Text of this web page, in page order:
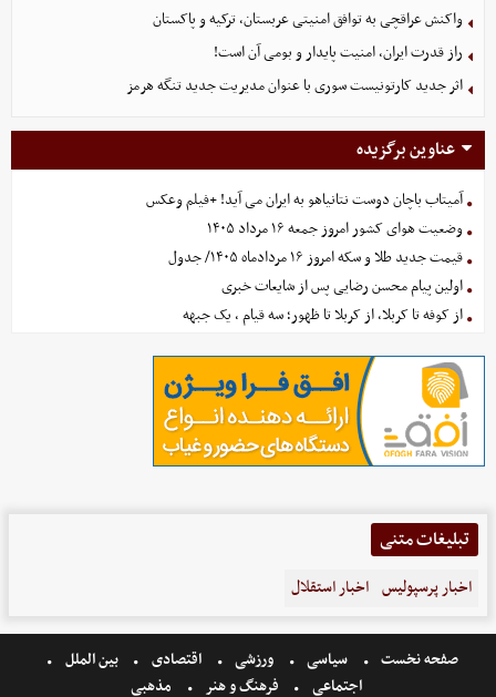
واکنش عراقچی به توافق امنیتی عربستان، ترکیه و پاکستان
راز قدرت ایران، امنیت پایدار و بومی آن است!
اثر جدید کارتونیست سوری با عنوان مدیریت جدید تنگه هرمز
عناوین برگزیده
آمیتاب باچان دوست نتانیاهو به ایران می آید! +فیلم وعکس
وضعیت هوای کشور امروز جمعه ۱۶ مرداد ۱۴۰۵
قیمت جدید طلا و سکه امروز ۱۶ مردادماه ۱۴۰۵/ جدول
اولین پیام محسن رضایی پس از شایعات خبری
از کوفه تا کربلا، از کربلا تا ظهور؛ سه قیام ، یک جبهه
تبلیغات متنی
اخبار پرسپولیس اخبار استقلال
صفحه نخست سیاسی ورزشی اقتصادی
بین الملل
اجتماعی
فرهنگ و هنر مذهبی